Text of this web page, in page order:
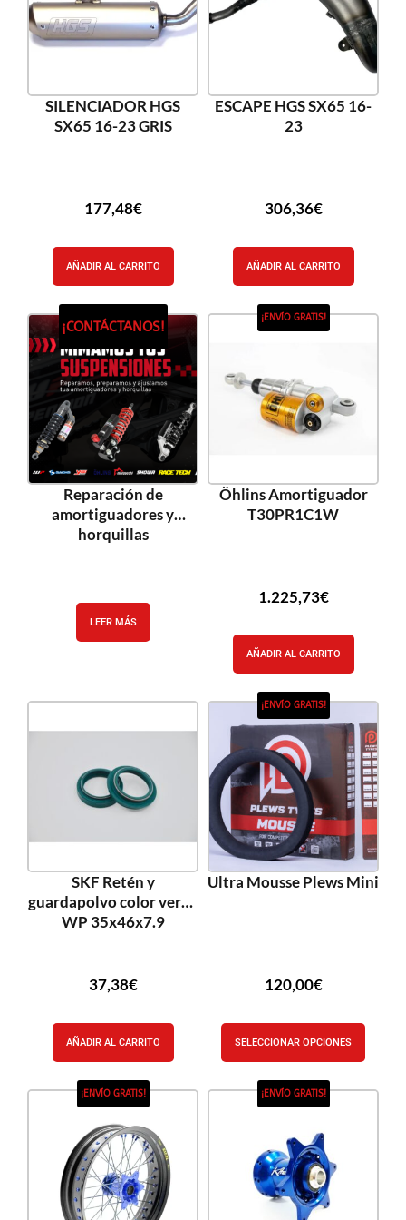
SILENCIADOR HGS
SX65 16-23 GRIS
177,48€
AÑADIR AL CARRITO
ESCAPE HGS SX65 16-
23
306,36€
AÑADIR AL CARRITO
¡CONTÁCTANOS!
Reparación de
amortiguadores y
horquillas
LEER MÁS
¡ENVÍO GRATIS!
Öhlins Amortiguador
T30PR1C1W
1.225,73€
AÑADIR AL CARRITO
SKF Retén y
guardapolvo color verde
WP 35x46x7.9
37,38€
AÑADIR AL CARRITO
¡ENVÍO GRATIS!
Ultra Mousse Plews Mini
120,00€
SELECCIONAR OPCIONES
¡ENVÍO GRATIS! ¡ENVÍO GRATIS!